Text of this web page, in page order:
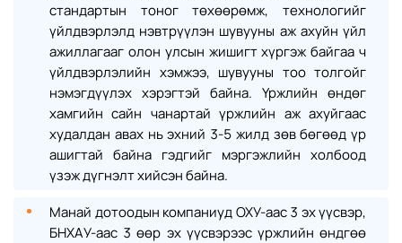
стандартын тоног төхөөрөмж, технологийг
үйлдвэрлэлд нэвтрүүлэн шувууны аж ахуйн үйл
ажиллагааг олон улсын жишигт хүргэж байгаа ч
үйлдвэрлэлийн хэмжээ, шувууны тоо толгойг
нэмэгдүүлэх хэрэгтэй байна. Үржлийн өндөг
хамгийн сайн чанартай үржлийн аж ахуйгаас
худалдан авах нь эхний 3-5 жилд зөв бөгөөд үр
ашигтай байна гэдгийг мэргэжлийн холбоод
үзэж дүгнэлт хийсэн байна.
Манай дотоодын компаниуд ОХУ-аас 3 эх үүсвэр,
БНХАУ-аас 3 өөр эх үүсвэрээс үржлийн өндгөө